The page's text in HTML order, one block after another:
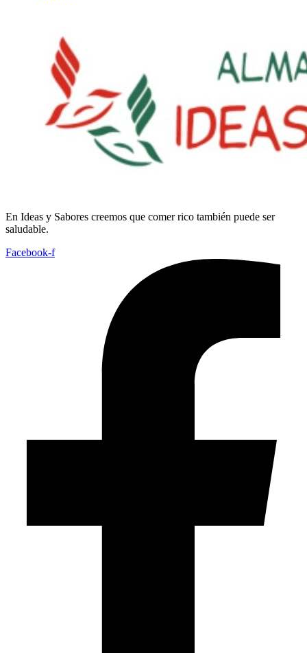
En Ideas y Sabores creemos que comerrico también puede ser
saludable.
Facebook-f